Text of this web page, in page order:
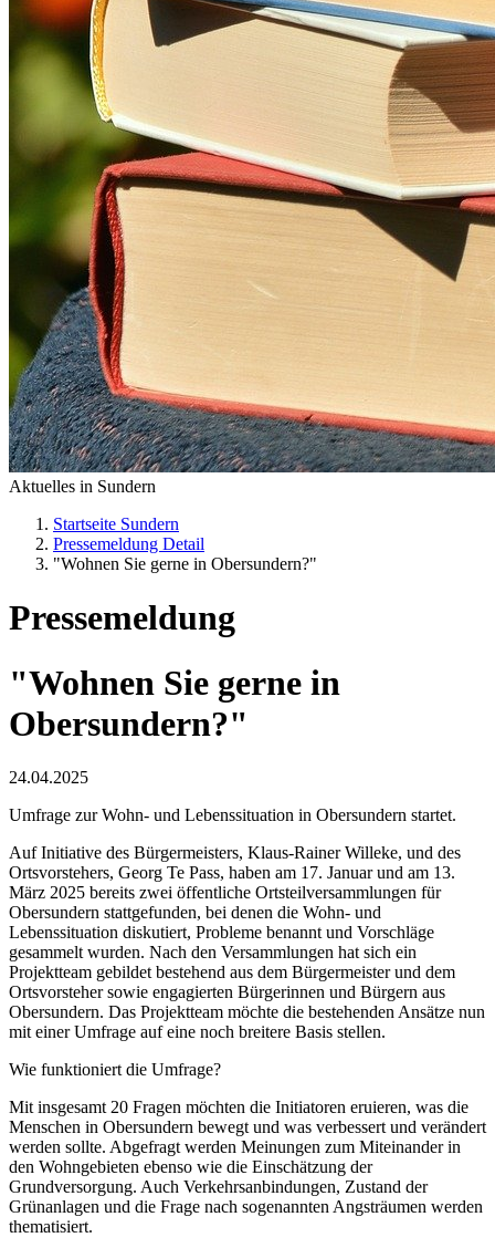
Aktuelles in Sundern
Startseite Sundern
Pressemeldung Detail
"Wohnen Sie gerne in Obersundern?"
Pressemeldung
"Wohnen Sie gerne in
Obersundern?"
24.04.2025
Umfrage zur Wohn- und Lebenssituation in Obersundern startet.
Auf Initiative des Bürgermeisters, Klaus-Rainer Willeke, und des
Ortsvorstehers, Georg Te Pass, haben am 17. Januar und am 13.
März 2025 bereits zwei öffentliche Ortsteilversammlungen für
Obersundern stattgefunden, bei denen die Wohn- und
Lebenssituation diskutiert, Probleme benannt und Vorschläge
gesammelt wurden. Nach den Versammlungen hat sich ein
Projektteam gebildet bestehend aus dem Bürgermeister und dem
Ortsvorsteher sowie engagierten Bürgerinnen und Bürgern aus
Obersundern. Das Projektteam möchte die bestehenden Ansätze nun
mit einer Umfrage auf eine noch breitere Basis stellen.
Wie funktioniert die Umfrage?
Mit insgesamt 20 Fragen möchten die Initiatoren eruieren, was die
Menschen in Obersundern bewegt und was verbessert und verändert
werden sollte. Abgefragt werden Meinungen zum Miteinander in
den Wohngebieten ebenso wie die Einschätzung der
Grundversorgung. Auch Verkehrsanbindungen, Zustand der
Grünanlagen und die Frage nach sogenannten Angsträumen werden
thematisiert.